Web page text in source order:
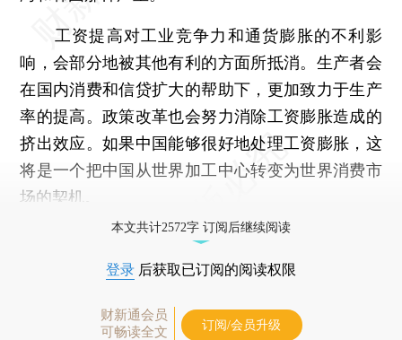
工资提高对工业竞争力和通货膨胀的不利影
响，会部分地被其他有利的方面所抵消。生产者会
在国内消费和信贷扩大的帮助下，更加致力于生产
率的提高。政策改革也会努力消除工资膨胀造成的
挤出效应。如果中国能够很好地处理工资膨胀，这
将是一个把中国从世界加工中心转变为世界消费市
场的契机。
本文共计2572字 订阅后继续阅读
登录 后获取已订阅的阅读权限
财新通会员
可畅读全文
订阅/会员升级